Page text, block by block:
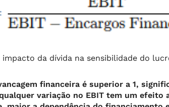
da dívida na sensibilidade do
financeira é superior a 1,
variação no EBIT tem um